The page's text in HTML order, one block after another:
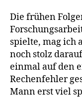
Die frühen
spielte, mag ich
noch stolz
einmal auf den
Rechenfehler
Mann erst viel